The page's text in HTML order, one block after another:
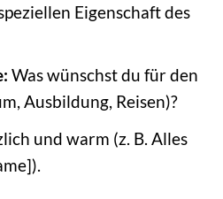
Eigenschaft des
Was wünschst du für den
Ausbildung, Reisen)?
und warm (z. B. Alles